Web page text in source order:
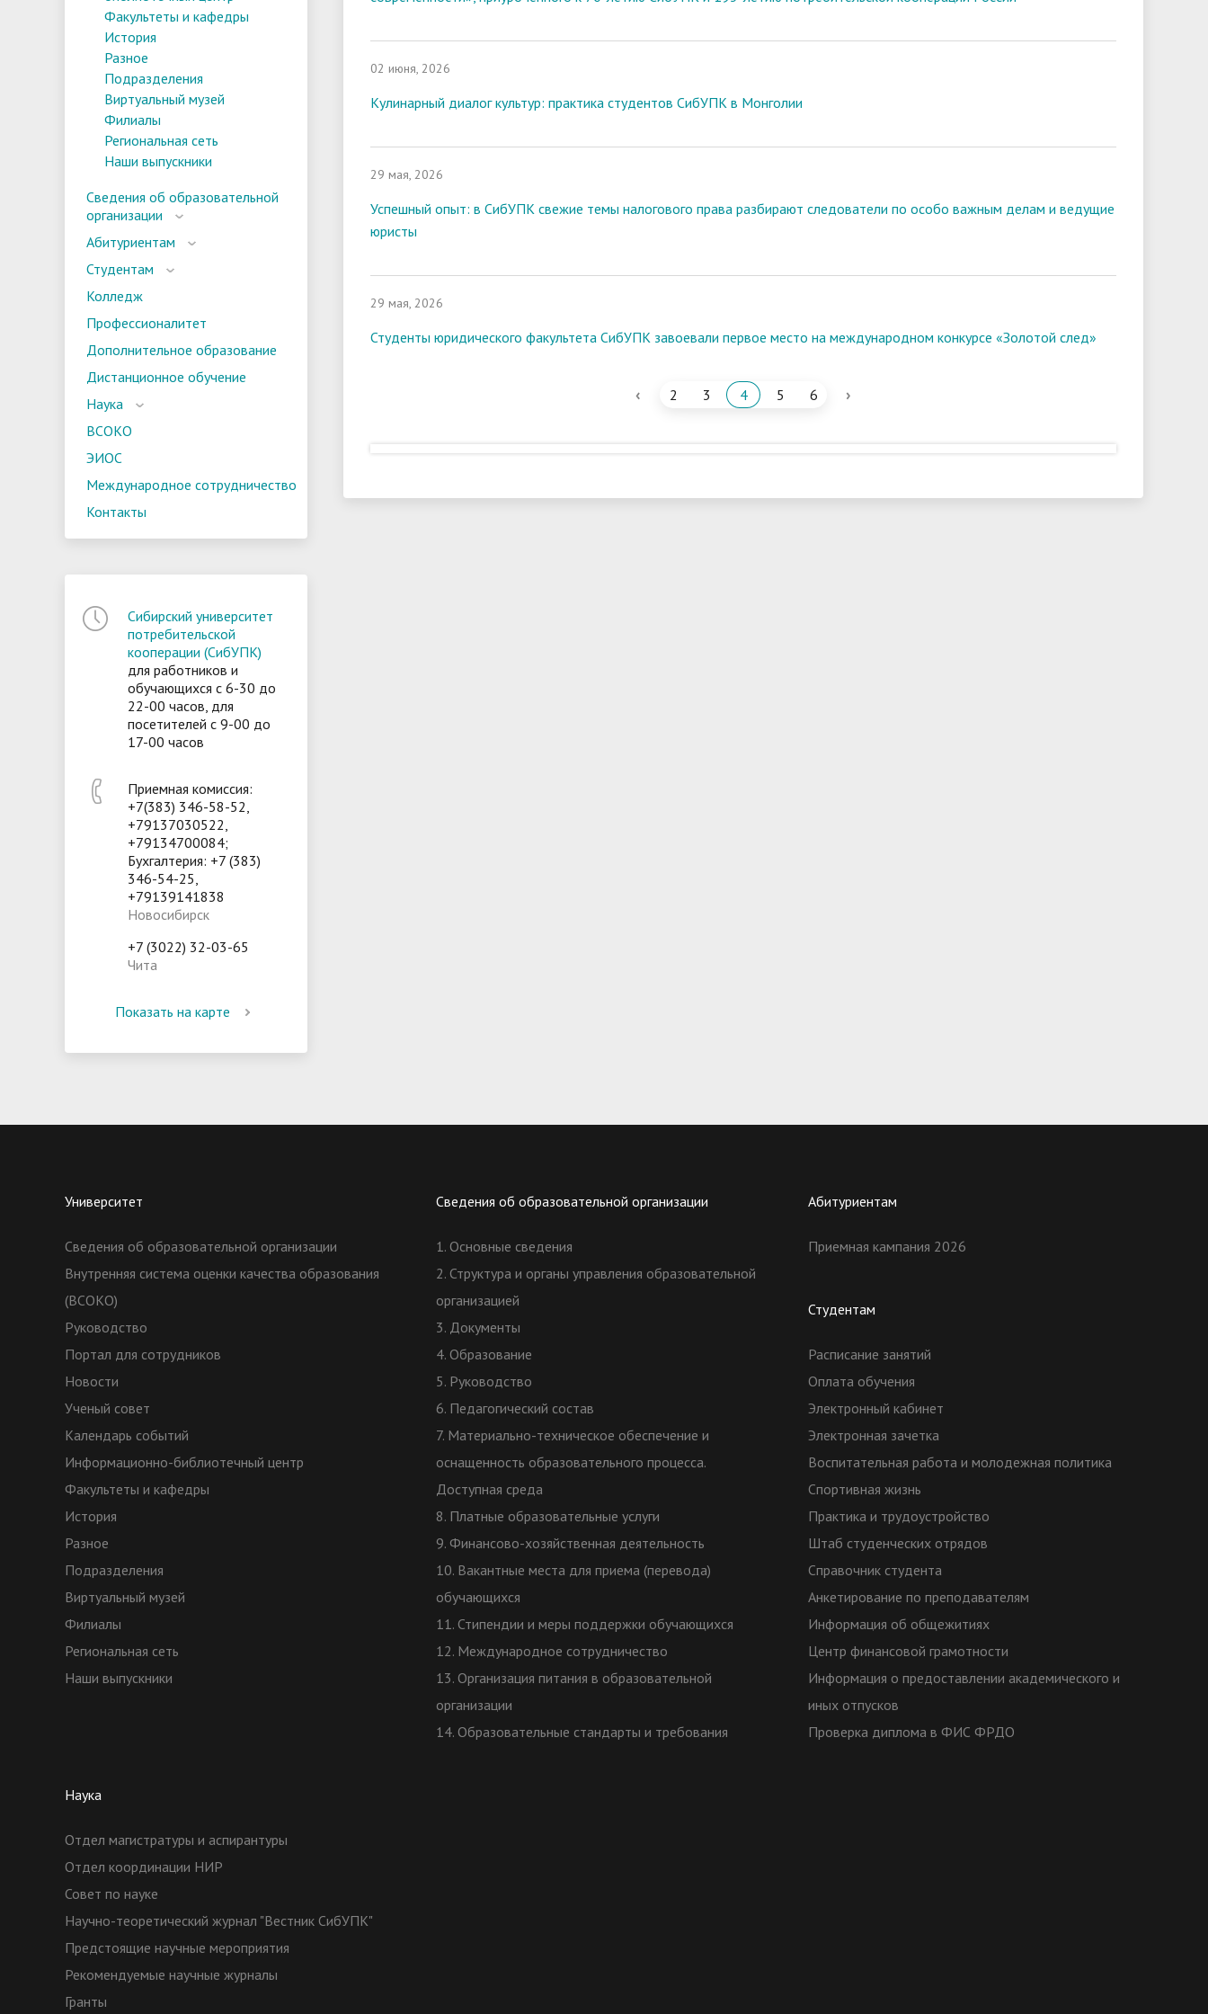
Факультеты и кафедры
История
Разное
Подразделения
Виртуальный музей
Филиалы
Региональная сеть
Наши выпускники
Сведения об образовательной
организации
Абитуриентам
Студентам
Колледж
Профессионалитет
Дополнительное образование
Дистанционное обучение
Наука
ВСОКО
ЭИОС
Международное сотрудничество
Контакты
Сибирский университет
потребительской
кооперации (СибУПК)
для работников и
обучающихся с 6-30 до
22-00 часов, для
посетителей с 9-00 до
17-00 часов
Приемная комиссия:
+7(383) 346-58-52,
+79137030522,
+79134700084;
Бухгалтерия: +7 (383)
346-54-25,
+79139141838
Новосибирск
+7 (3022) 32-03-65
Чита
Показать на карте
02 июня, 2026
Кулинарный диалог культур: практика студентов СибУПК в Монголии
29 мая, 2026
Успешный опыт: в СибУПК свежие темы налогового права разбирают следователи по особо важным делам и ведущие
юристы
29 мая, 2026
Студенты юридического факультета СибУПК завоевали первое место на международном конкурсе «Золотой след»
‹ 2 3 4 5 6 ›
Университет
Сведения об образовательной организации
Внутренняя система оценки качества образования
(ВСОКО)
Руководство
Портал для сотрудников
Новости
Ученый совет
Календарь событий
Информационно-библиотечный центр
Факультеты и кафедры
История
Разное
Подразделения
Виртуальный музей
Филиалы
Региональная сеть
Наши выпускники
Сведения об образовательной организации
1. Основные сведения
2. Структура и органы управления образовательной
организацией
3. Документы
4. Образование
5. Руководство
6. Педагогический состав
7. Материально-техническое обеспечение и
оснащенность образовательного процесса.
Доступная среда
8. Платные образовательные услуги
9. Финансово-хозяйственная деятельность
10. Вакантные места для приема (перевода)
обучающихся
11. Стипендии и меры поддержки обучающихся
12. Международное сотрудничество
13. Организация питания в образовательной
организации
14. Образовательные стандарты и требования
Абитуриентам
Приемная кампания 2026
Студентам
Расписание занятий
Оплата обучения
Электронный кабинет
Электронная зачетка
Воспитательная работа и молодежная политика
Спортивная жизнь
Практика и трудоустройство
Штаб студенческих отрядов
Справочник студента
Анкетирование по преподавателям
Информация об общежитиях
Центр финансовой грамотности
Информация о предоставлении академического и
иных отпусков
Проверка диплома в ФИС ФРДО
Наука
Отдел магистратуры и аспирантуры
Отдел координации НИР
Совет по науке
Научно-теоретический журнал "Вестник СибУПК"
Предстоящие научные мероприятия
Рекомендуемые научные журналы
Гранты